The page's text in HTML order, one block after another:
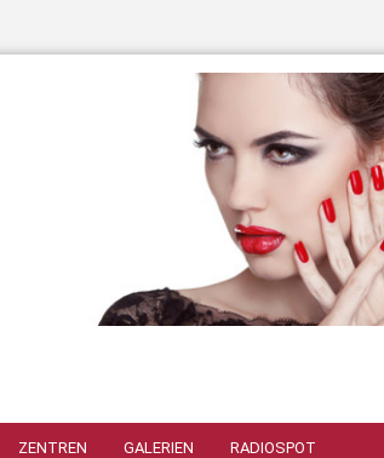
ZENTREN GALERIEN RADIOSPOT